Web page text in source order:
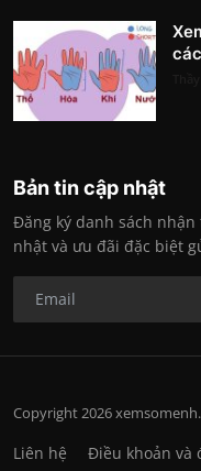
Bản tin cập nhật
Đăng ký danh sách
nhật và ưu đãi đặc biệt
Copyright 2026
Liên hệ Điều khoản và